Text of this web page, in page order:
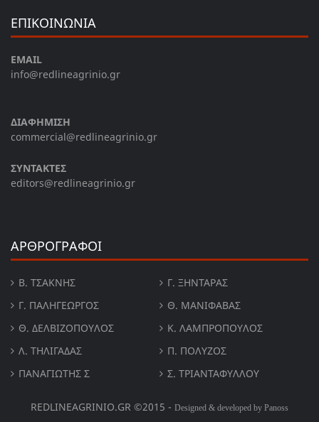
ΕΠΙΚΟΙΝΩΝΙΑ
EMAIL
info@redlineagrinio.gr
ΔΙΑΦΗΜΙΣΗ
commercial@redlineagrinio.gr
ΣΥΝΤΑΚΤΕΣ
editors@redlineagrinio.gr
ΑΡΘΡΟΓΡΑΦΟΙ
Β. ΤΣΆΚΝΗΣ
Γ. ΞΗΝΤΆΡΑΣ
Γ. ΠΑΛΗΓΕΏΡΓΟΣ
Θ. ΜΑΝΙΦΑΒΑΣ
Θ. ΔΕΛΒΙΖΌΠΟΥΛΟΣ
Κ. ΛΑΜΠΡΟΠΟΥΛΟΣ
Λ. ΤΗΛΙΓΑΔΑΣ
Π. ΠΟΛΎΖΟΣ
ΠΑΝΑΓΙΏΤΗΣ Σ
Σ. ΤΡΙΑΝΤΑΦΥΛΛΟΥ
REDLINEAGRINIO.GR ©2015 - Designed & developed by Panoss